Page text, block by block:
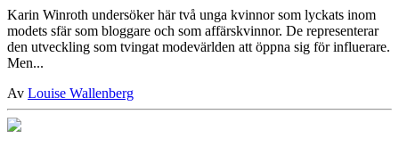
Karin Winroth undersöker här två unga kvinnor som lyckats inom
modets sfär som bloggare och som affärskvinnor. De representerar
den utveckling som tvingat modevärlden att öppna sig för influerare.
Men...
Av Louise Wallenberg